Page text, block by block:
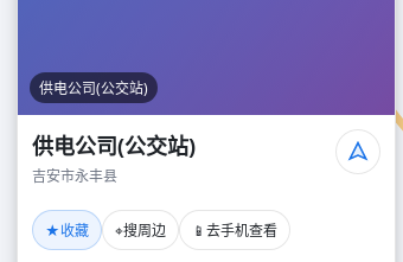
供电公司(公交站)
供电公司(公交站)
吉安市永丰县
★收藏 ⌖搜周边 📱 去手机查看